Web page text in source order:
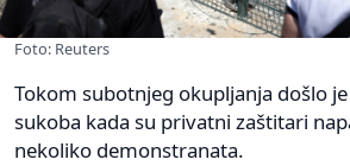
Foto: Reuters
Tokom subotnjeg okupljanja došlo
sukoba kada su privatni zaštitari
nekoliko demonstranata.